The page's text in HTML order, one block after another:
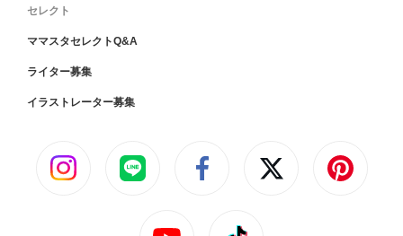
セレクト
ママスタセレクトQ&A
ライター募集
イラストレーター募集